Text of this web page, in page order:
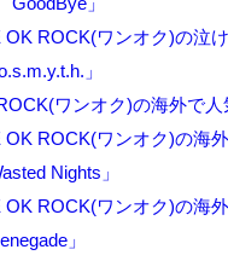
OK ROCK(ワンオク)の
」
ワンオク)の海外で人
OK ROCK(ワンオク)の海
Nights」
ROCK(ワンオク)の海
」